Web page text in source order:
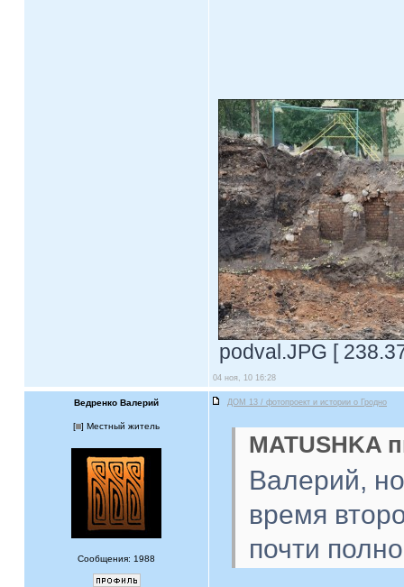
podval.JPG [
04 ноя, 10 16:28
Ведренко Валерий ДОМ 13 / фотопроект и истории о Гродно
[ ] Местный житель
Сообщения: 1988
MATUSHKA
Валерий,
время
почти